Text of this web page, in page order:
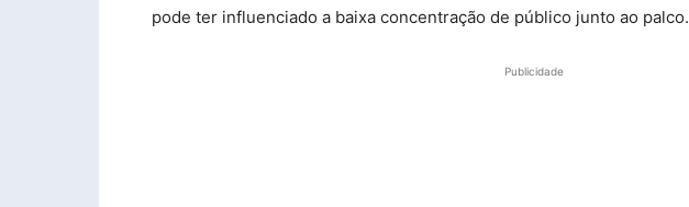
pode ter influenciado a baixa concentração de público junto ao palco.
Publicidade